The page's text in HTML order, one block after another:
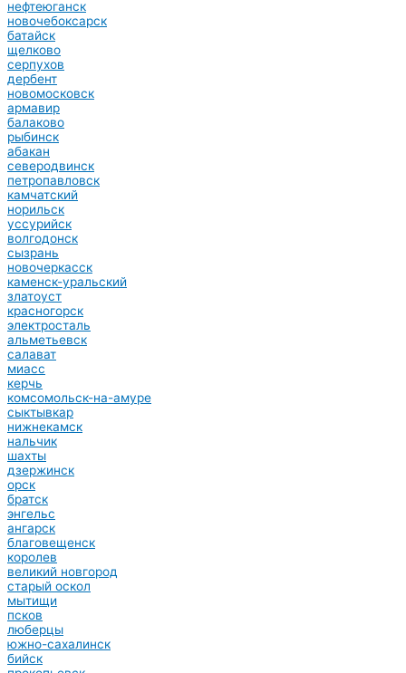
нефтеюганск
новочебоксарск
батайск
щелково
серпухов
дербент
новомосковск
армавир
балаково
рыбинск
абакан
северодвинск
петропавловск
камчатский
норильск
уссурийск
волгодонск
сызрань
новочеркасск
каменск-уральский
златоуст
красногорск
электросталь
альметьевск
салават
миасс
керчь
комсомольск-на-амуре
сыктывкар
нижнекамск
нальчик
шахты
дзержинск
орск
братск
энгельс
ангарск
благовещенск
королев
великий новгород
старый оскол
мытищи
псков
люберцы
южно-сахалинск
бийск